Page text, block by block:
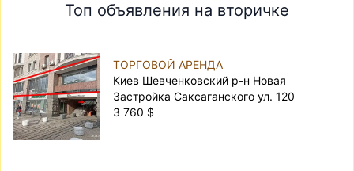
Топ объявления на вторичке
ТОРГОВОЙ АРЕНДА
Киев Шевченковский р-н Новая
Застройка Саксаганского ул. 120
3 760 $